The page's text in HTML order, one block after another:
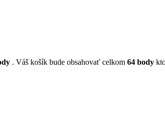
. Váš košík bude obsahovať celkom 64 body